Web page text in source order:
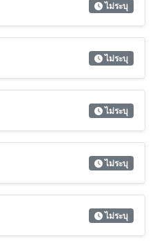
ไม่ระบุ
ไม่ระบุ
ไม่ระบุ
ไม่ระบุ
ไม่ระบุ